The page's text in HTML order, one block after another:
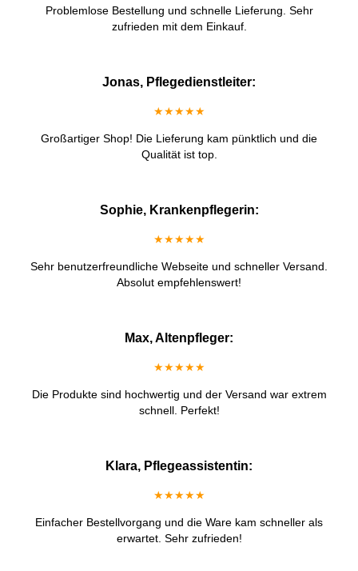
Problemlose Bestellung und schnelle Lieferung. Sehr
zufrieden mit dem Einkauf.
Jonas, Pflegedienstleiter:
★★★★★
Großartiger Shop! Die Lieferung kam pünktlich und die
Qualität ist top.
Sophie, Krankenpflegerin:
★★★★★
Sehr benutzerfreundliche Webseite und schneller Versand.
Absolut empfehlenswert!
Max, Altenpfleger:
★★★★★
Die Produkte sind hochwertig und der Versand war extrem
schnell. Perfekt!
Klara, Pflegeassistentin:
★★★★★
Einfacher Bestellvorgang und die Ware kam schneller als
erwartet. Sehr zufrieden!